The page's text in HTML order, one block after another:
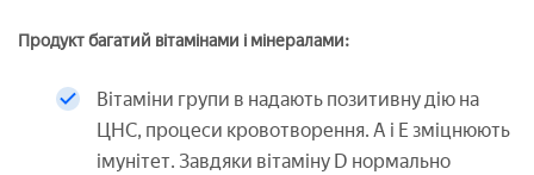
Продукт багатий вітамінами і мінералами:
Вітаміни групи в надають позитивну дію на
ЦНС, процеси кровотворення. А і Е зміцнюють
імунітет. Завдяки вітаміну D нормально